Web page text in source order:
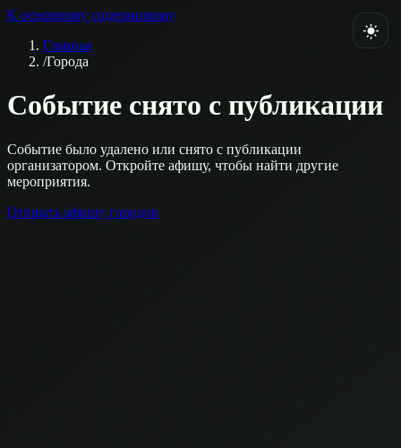
К основному содержимому
Главная
/Города
Событие снято с публикации
Событие было удалено или снято с публикации
организатором. Откройте афишу, чтобы найти другие
мероприятия.
Открыть афишу городов